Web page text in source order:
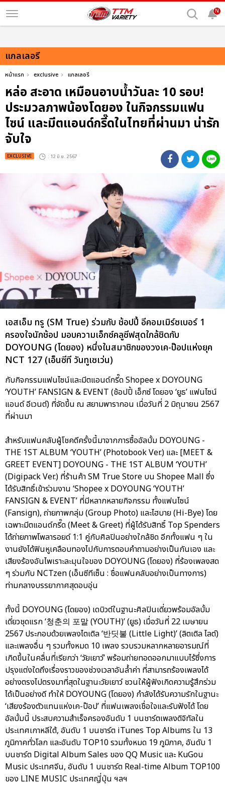
N
แกลเลอรี
หน้าแรก exclusive แกลเลอรี
หล่อ สะอาด เหมือนอาบน้ำวันละ 10 รอบ!
ประมวลภาพน้องโดยอง ในกิจกรรมแฟน
ไซน์ และมีตแอนด์กรี๊ดในไทยที่ผ่านมา น่ารัก
จับใจ
EXCLUSIVE : 12 มิ.ย. 2567
เอสเอ็ม ทรู (SM True) ร่วมกับ ช้อปปี้ อีคอมเมิร์ซเบอร์ 1
ครองใจนักช้อป มอบความเอ็กซ์คลูซีฟสุดใกล้ชิดกับ
DOYOUNG (โดยอง) หนึ่งในสมาชิกของวงเค-ป๊อปแห่งยุค
NCT 127 (เอ็นซีที วันทูเซเว่น)
กับกิจกรรมแฟนไซน์และมีตแอนด์กรี๊ด Shopee x DOYOUNG
‘YOUTH’ FANSIGN & EVENT (ช้อปปี้ เอ็กซ์ โดยอง ‘ยูธ’ แฟนไซน์
แอนด์ อีเวนต์) ที่จัดขึ้น ณ สยามพารากอน เมื่อวันที่ 2 มิถุนายน 2567
ที่ผ่านมา
สำหรับแฟนคลับผู้โชคดีครั้งนี้มาจากการซื้ออัลบั้ม DOYOUNG -
THE 1ST ALBUM ‘YOUTH’ (Photobook Ver.) และ [MEET &
GREET EVENT] DOYOUNG - THE 1ST ALBUM ‘YOUTH’
(Digipack Ver.) ที่ร้านค้า SM True Store บน Shopee Mall ซึ่ง
ได้รับสิทธิ์เข้าร่วมงาน ‘Shopee x DOYOUNG ‘YOUTH’
FANSIGN & EVENT’ ที่มีหลากหลายกิจกรรม ทั้งแฟนไซน์
(Fansign), ถ่ายภาพกลุ่ม (Group Photo) และไฮบาย (Hi-Bye) โดย
เฉพาะมีตแอนด์กรี๊ด (Meet & Greet) ที่ผู้ได้รับสิทธิ์ Top Spenders
ได้ถ่ายภาพโพลารอยด์ 1:1 คู่กับศิลปินอย่างใกล้ชิด อีกทั้งแฟน ๆ ใน
งานยังได้ฟินหูเคลือบทองไปกับการตอบคำถามอย่างเป็นกันเอง และ
เสียงร้องอันไพเราะละมุนใจของ DOYOUNG (โดยอง) ที่ร้องเพลงสด
ๆ ร่วมกับ NCTzen (เอ็นซีทีเซ็น : ชื่อแฟนคลับอย่างเป็นทางการ)
ท่ามกลางบรรยากาศสุดอบอุ่น
ทั้งนี้ DOYOUNG (โดยอง) เดบิวต์ในฐานะศิลปินเดี่ยวพร้อมอัลบั้ม
เดี่ยวชุดแรก ‘청춘의 포말 (YOUTH)’ (ยูธ) เมื่อวันที่ 22 เมษายน
2567 ประกอบด้วยเพลงไตเติล ‘반딧불 (Little Light)’ (ลิตเติล ไลต์)
และเพลงอื่น ๆ รวมทั้งหมด 10 เพลง รวบรวมหลากหลายอารมณ์ที่
เกิดขึ้นในคลื่นที่เรียกว่า ‘วัยเยาว์’ พร้อมถ่ายทอดออกมาแบบไร้ซึ่งการ
ปรุงแต่งใดถึงเรื่องราวของช่วงเวลาอันล้ำค่า ที่สามารถร้องเพลงได้
อย่างตรงไปตรงมาที่สุดในฐานะวัยเยาว์ ชวนให้ผู้ฟังเกิดความรู้สึกร่วม
ได้เป็นอย่างดี ทำให้ DOYOUNG (โดยอง) กำลังได้รับความรักในฐานะ
‘เสียงร้องตัวแทนแห่งเค-ป๊อป’ ที่แฟนเพลงเชื่อใจและรับฟังได้ โดย
อัลบั้มนี้ ประสบความสำเร็จครองอันดับ 1 บนชาร์ตเพลงดิจิทัลใน
ประเทศเกาหลีใต้, อันดับ 1 บนชาร์ต iTunes Top Albums ใน 13
ภูมิภาคทั่วโลก และอันดับ TOP10 รวมทั้งหมด 19 ภูมิภาค, อันดับ 1
บนชาร์ต Digital Album Sales ของ QQ Music และ KuGou
Music ประเทศจีน, อันดับ 1 บนชาร์ต Real-time Album TOP100
ของ LINE MUSIC ประเทศญี่ปุ่น ฯลฯ